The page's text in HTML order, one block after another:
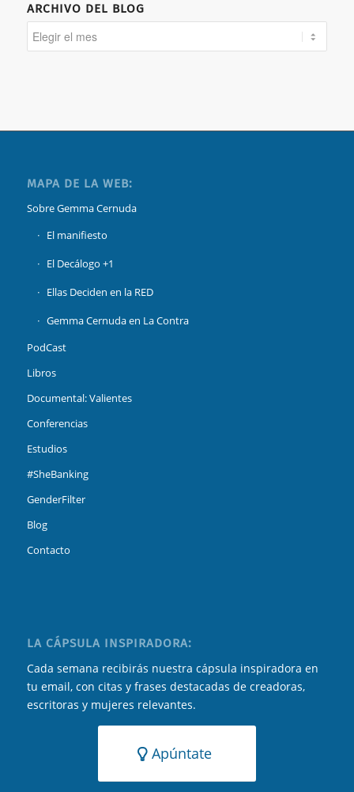
ARCHIVO DEL BLOG
MAPA DE LA WEB:
Sobre Gemma Cernuda
El manifiesto
El Decálogo +1
Ellas Deciden en la RED
Gemma Cernuda en La Contra
PodCast
Libros
Documental: Valientes
Conferencias
Estudios
#SheBanking
GenderFilter
Blog
Contacto
LA CÁPSULA INSPIRADORA:
Cada semana recibirás nuestra cápsula inspiradora en
tu email, con citas y frases destacadas de creadoras,
escritoras y mujeres relevantes.
Apúntate